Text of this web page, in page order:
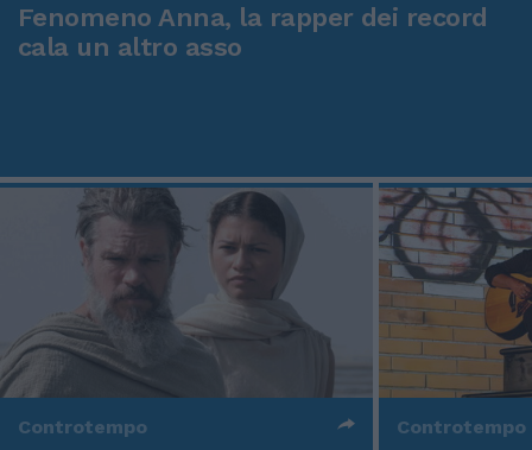
Fenomeno Anna, la rapper dei record
cala un altro asso
Controtempo Controtempo